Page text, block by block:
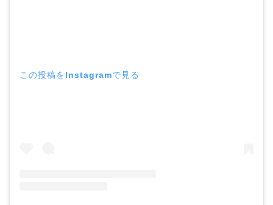
この投稿をInstagramで見る